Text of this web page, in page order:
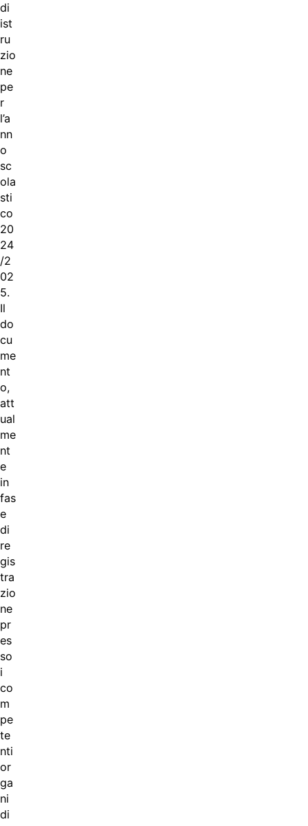
di
ist
ru
zio
ne
pe
r
l’a
nn
o
sc
ola
sti
co
20
24
/2
02
5.
Il
do
cu
me
nt
o,
att
ual
me
nt
e
in
fas
e
di
re
gis
tra
zio
ne
pr
es
so
i
co
m
pe
te
nti
or
ga
ni
di